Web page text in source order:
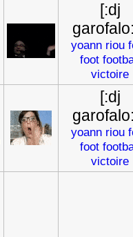
[:dj
yoann riou
foot
victoire
[:dj
yoann riou
foot
victoire